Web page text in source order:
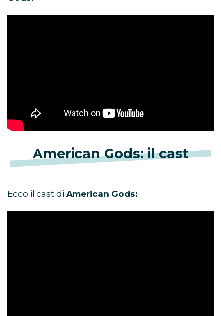
American Gods: il cast
Ecco il cast di American Gods: